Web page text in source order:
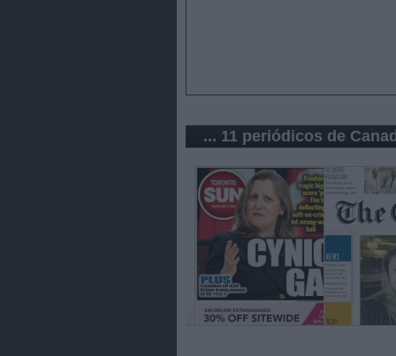
... 11 periódicos de